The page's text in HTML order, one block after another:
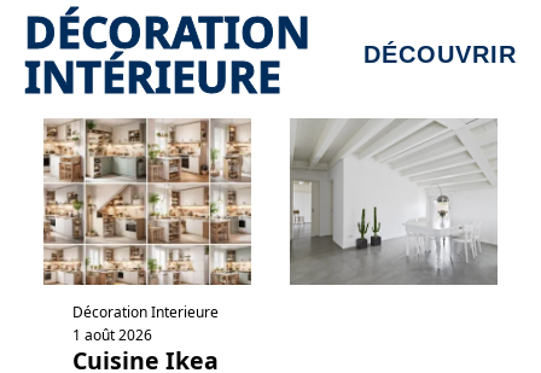
DÉCORATION
INTÉRIEURE DÉCOUVRIR
Décoration Interieure
1 août 2026
Cuisine Ikea